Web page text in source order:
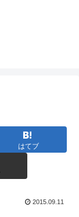
はてブ
2015.09.11